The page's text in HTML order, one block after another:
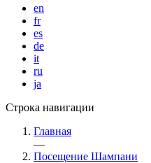
en
fr
es
de
it
ru
ja
Строка навигации
Главная
—
Посещение Шампани